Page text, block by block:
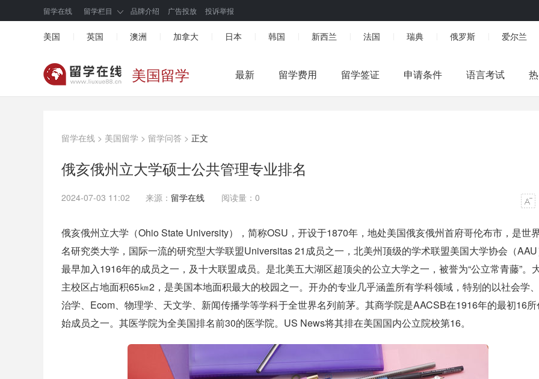
留学在线 留学栏目 品牌介绍 广告投放 投诉举报
美国 英国 澳洲 加拿大 日本 韩国 新西兰 法国 瑞典 俄罗斯 爱尔兰
美国留学 最新 留学费用 留学签证 申请条件 语言考试
留学在线 > 美国留学 > 留学问答 > 正文
俄亥俄州立大学硕士公共管理专业排名
2024-07-03 11:02 来源： 留学在线 阅读量：0
俄亥俄州立大学（Ohio State University），简称OSU，开设于1870年，地处美国俄亥俄州首府哥伦布市，是世
名研究类大学，国际一流的研究型大学联盟Universitas 21成员之一，北美州顶级的学术联盟美国大学协会（
最早加入1916年的成员之一，及十大联盟成员。是北美五大湖区超顶尖的公立大学之一，被誉为“公立常青藤”。
主校区占地面积65㎞2，是美国本地面积最大的校园之一。开办的专业几乎涵盖所有学科领域，特别的以社会学
治学、Ecom、物理学、天文学、新闻传播学等学科于全世界名列前茅。其商学院是AACSB在1916年的最初16所
始成员之一。其医学院为全美国排名前30的医学院。US News将其排在美国国内公立院校第16。